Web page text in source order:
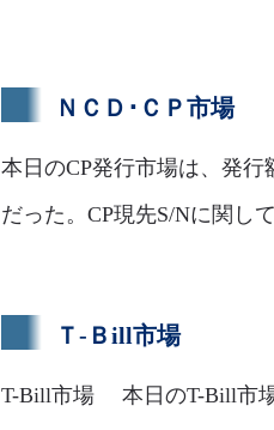
ＮＣＤ･ＣＰ市場
本日のCP発行市場は、発
だった。CP現先S/Nに関し
Ｔ-Ｂill市場
T-Bill市場 本日のT-Bill市場